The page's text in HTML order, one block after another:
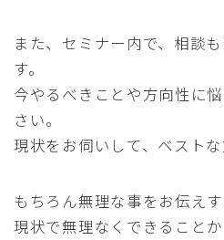
また、セミナー内で、相談
す。
今やるべきことや方向性に
さい。
現状をお伺いして、ベストな
もちろん無理な事をお伝え
現状で無理なくできること